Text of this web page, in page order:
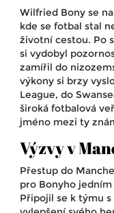
Wilfried Bony se
kde se fotbal stal
životní cestou. Po
si vydobyl
zamířil do
výkony si brzy
League, do
široká fotbalová
jméno mezi ty
Výzvy v
Přestup do
pro Bonyho
Připojil se k týmu